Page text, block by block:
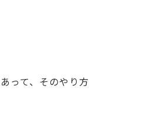
って、そのやり方